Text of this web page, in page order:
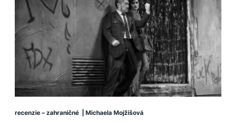
recenzie – zahraničné Michaela Mojžišová